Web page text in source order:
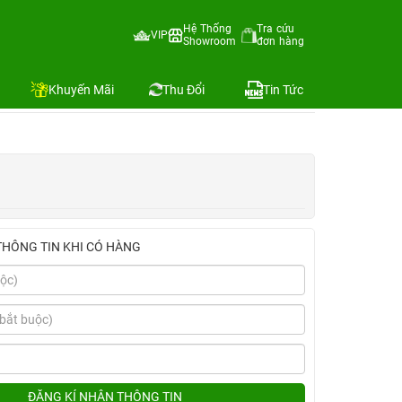
VIP
Hệ Thống
Showroom
Tra cứu
đơn hàng
Khuyến Mãi Thu Đổi Tin Tức
TIN KHI CÓ HÀNG
ĐĂNG KÍ NHẬN THÔNG TIN